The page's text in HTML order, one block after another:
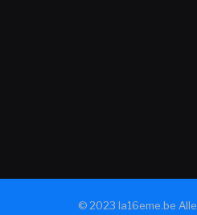
© 2023 la16eme.be Alle